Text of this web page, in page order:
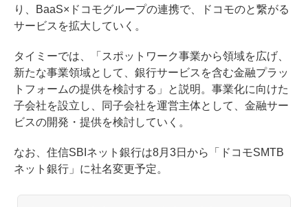
り、BaaS×ドコモグループの連携で、ドコモのと繋がる
サービスを拡大していく。
タイミーでは、「スポットワーク事業から領域を広げ、
新たな事業領域として、銀行サービスを含む金融プラッ
トフォームの提供を検討する」と説明。事業化に向けた
子会社を設立し、同子会社を運営主体として、金融サー
ビスの開発・提供を検討していく。
なお、住信SBIネット銀行は8月3日から「ドコモSMTB
ネット銀行」に社名変更予定。